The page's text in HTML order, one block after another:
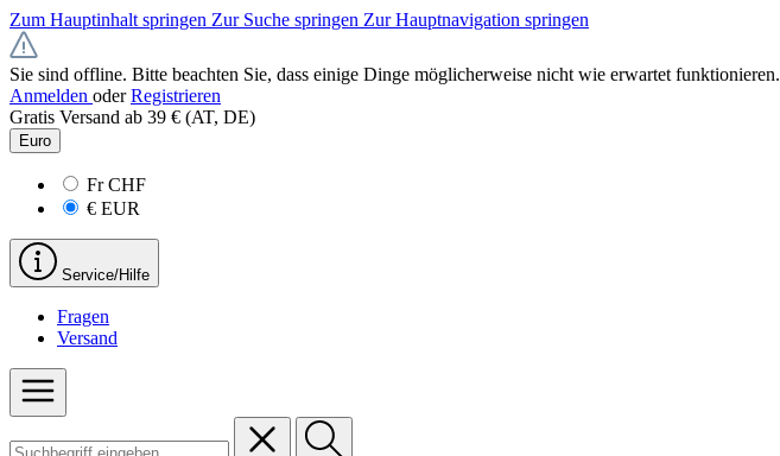
Zum Hauptinhalt springen Zur Suche springen Zur Hauptnavigation springen
Sie sind offline. Bitte beachten Sie, dass einige Dinge möglicherweise nicht wie erwartet funktionieren.
Anmelden oder Registrieren
Gratis Versand ab 39 € (AT, DE)
Euro
FrCHF
€ EUR
Service/Hilfe
Fragen
Versand